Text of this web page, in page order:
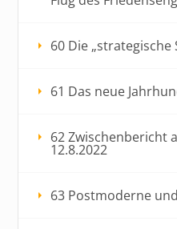
60 Die „strategische
61 Das neue
62 Zwischenbericht
12.8.2022
63 Postmoderne